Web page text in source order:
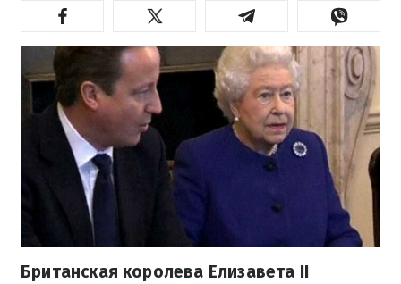
Британская королева Елизавета II